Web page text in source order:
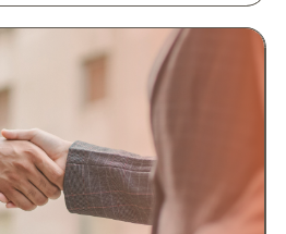
decorrentes da
Mínima
para 2026,
Lei n.º 139/2025, de